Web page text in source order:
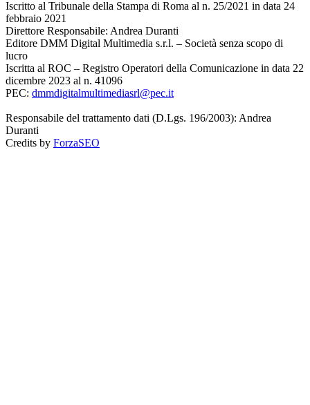
Iscritto al Tribunale della Stampa di Roma al n. 25/2021 in data 24
febbraio 2021
Direttore Responsabile: Andrea Duranti
Editore DMM Digital Multimedia s.r.l. – Società senza scopo di
lucro
Iscritta al ROC – Registro Operatori della Comunicazione in data 22
dicembre 2023 al n. 41096
PEC: dmmdigitalmultimediasrl@pec.it
Responsabile del trattamento dati (D.Lgs. 196/2003): Andrea
Duranti
Credits by ForzaSEO